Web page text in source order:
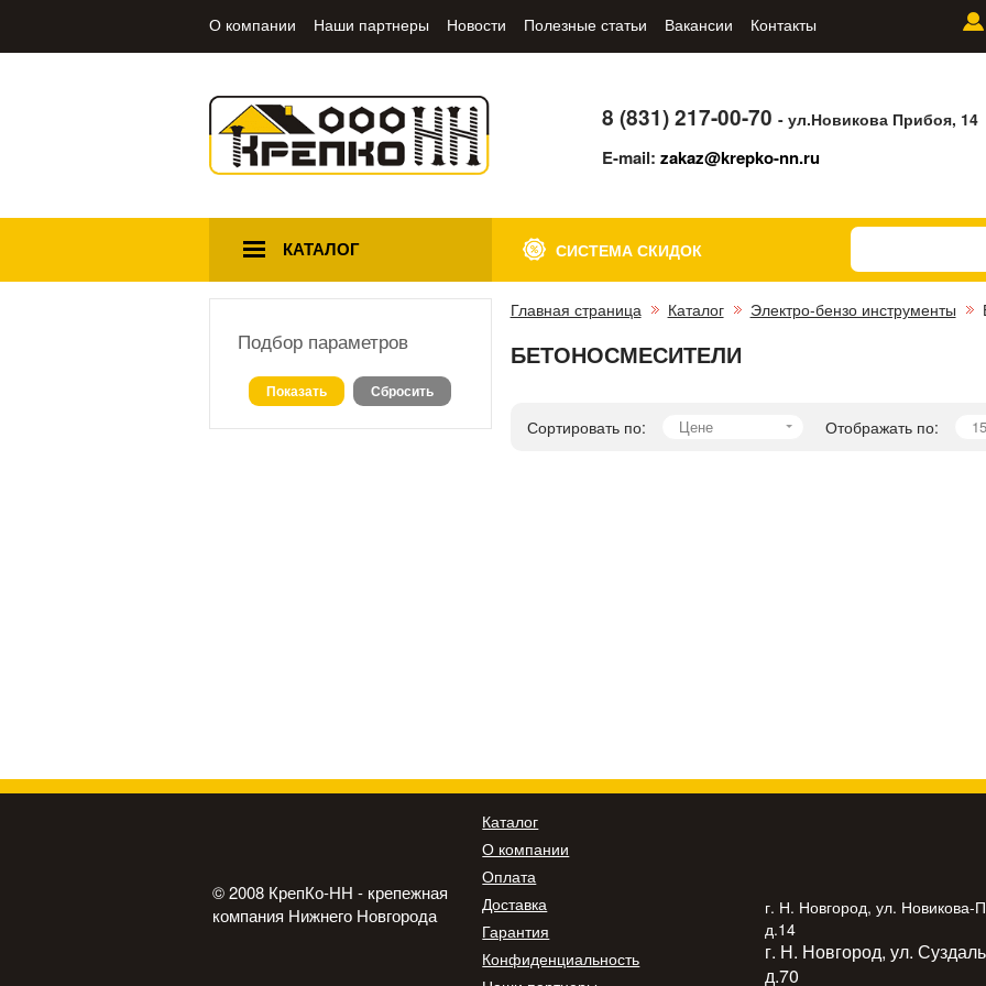
О компании Наши партнеры Новости Полезные статьи Вакансии Контакты
8 (831) 217-00-70- ул.Новикова Прибоя, 14
E-mail:zakaz@krepko-nn.ru
КАТАЛОГ СИСТЕМА СКИДОК
Подбор параметров
Главная страница Каталог Электро-бензо инструменты
БЕТОНОСМЕСИТЕЛИ
Сортировать по: Цене Отображать по: 15
© 2008 КрепКо-НН - крепежная
компания Нижнего Новгорода
Каталог
О компании
Оплата
Доставка
Гарантия
Конфиденциальность
г. Н. Новгород, ул. Новикова-
д.14
г. Н. Новгород, ул.
д.70